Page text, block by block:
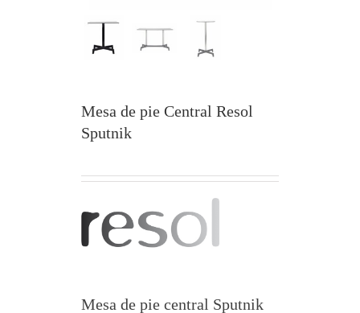
Mesa de pie Central Resol
Sputnik
Mesa de pie central Sputnik